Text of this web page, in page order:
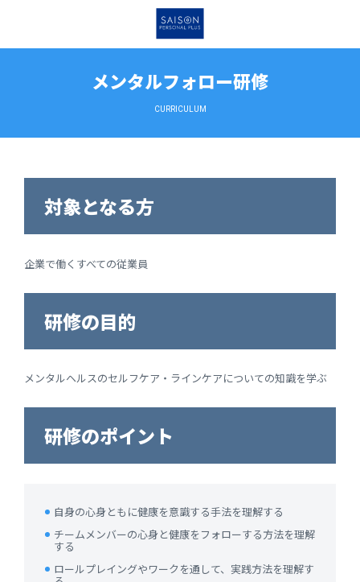
メンタルフォロー研修
CURRICULUM
対象となる方
企業で働くすべての従業員
研修の目的
メンタルヘルスのセルフケア・ラインケアについての知識を学ぶ
研修のポイント
自身の心身ともに健康を意識する手法を理解する
チームメンバーの心身と健康をフォローする方法を理解
する
ロールプレイングやワークを通して、実践方法を理解す